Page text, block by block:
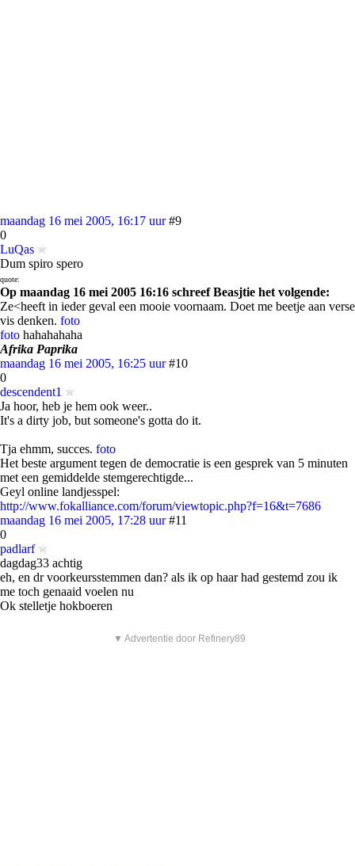
maandag 16 mei 2005, 16:17 uur #9
0
LuQas
Dum spiro spero
quote:
Op maandag 16 mei 2005 16:16 schreef Beasjtie het volgende:
Ze<heeft in ieder geval een mooie voornaam. Doet me beetje aan verse
vis denken. foto
foto hahahahaha
Afrika Paprika
maandag 16 mei 2005, 16:25 uur #10
0
descendent1
Ja hoor, heb je hem ook weer..
It's a dirty job, but someone's gotta do it.
Tja ehmm, succes. foto
Het beste argument tegen de democratie is een gesprek van 5 minuten
met een gemiddelde stemgerechtigde...
Geyl online landjesspel:
http://www.fokalliance.com/forum/viewtopic.php?f=16&t=7686
maandag 16 mei 2005, 17:28 uur #11
0
padlarf
dagdag33 achtig
eh, en dr voorkeursstemmen dan? als ik op haar had gestemd zou ik
me toch genaaid voelen nu
Ok stelletje hokboeren
▼ Advertentie door Refinery89